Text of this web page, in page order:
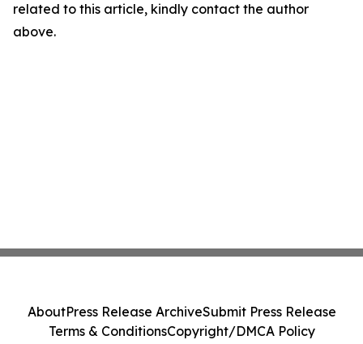
related to this article, kindly contact the author
above.
AboutPress Release ArchiveSubmit Press Release
Terms & ConditionsCopyright/DMCA Policy